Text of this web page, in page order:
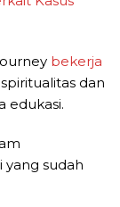
bekerja
dan
edukasi.
yang sudah